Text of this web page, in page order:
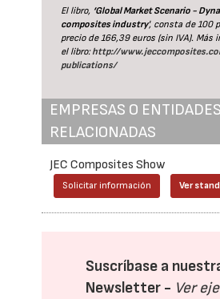
El libro, ‘Global Market Scenario -
composites industry', consta de 100
precio de 166,39 euros (sin IVA). Más
el libro:http://
publications/
EMPRESAS O ENTIDADES
RELACIONADAS
JEC Composites Show
Solicitar información Ver
Suscríbase a
Newsletter - Ver